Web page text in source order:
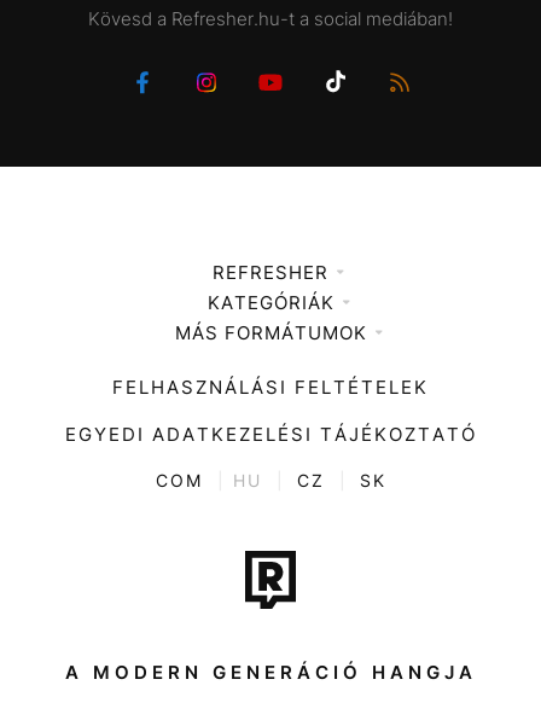
Kövesd a Refresher.hu-t a social mediában!
REFRESHER
Médiaajánlat
KATEGÓRIÁK
Zene
Divat
Kultúra
ENTR
Tech-Tudomány
Sport
Társadalom
MÁS FORMÁTUMOK
FELHASZNÁLÁSI FELTÉTELEK
EGYEDI ADATKEZELÉSI TÁJÉKOZTATÓ
COM HU CZ SK
A MODERN GENERÁCIÓ HANGJA